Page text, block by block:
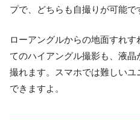
プで、どちらも自撮りが可能で
ローアングルからの地面すれ
てのハイアングル撮影も、液
撮れます。スマホでは難しい
できますよ。